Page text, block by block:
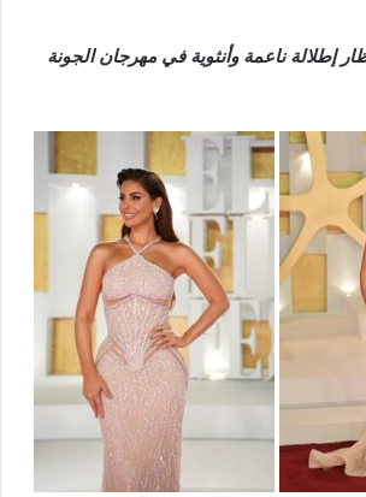
إطلالة ناعمة وأنثوية في مهرجان الجونة